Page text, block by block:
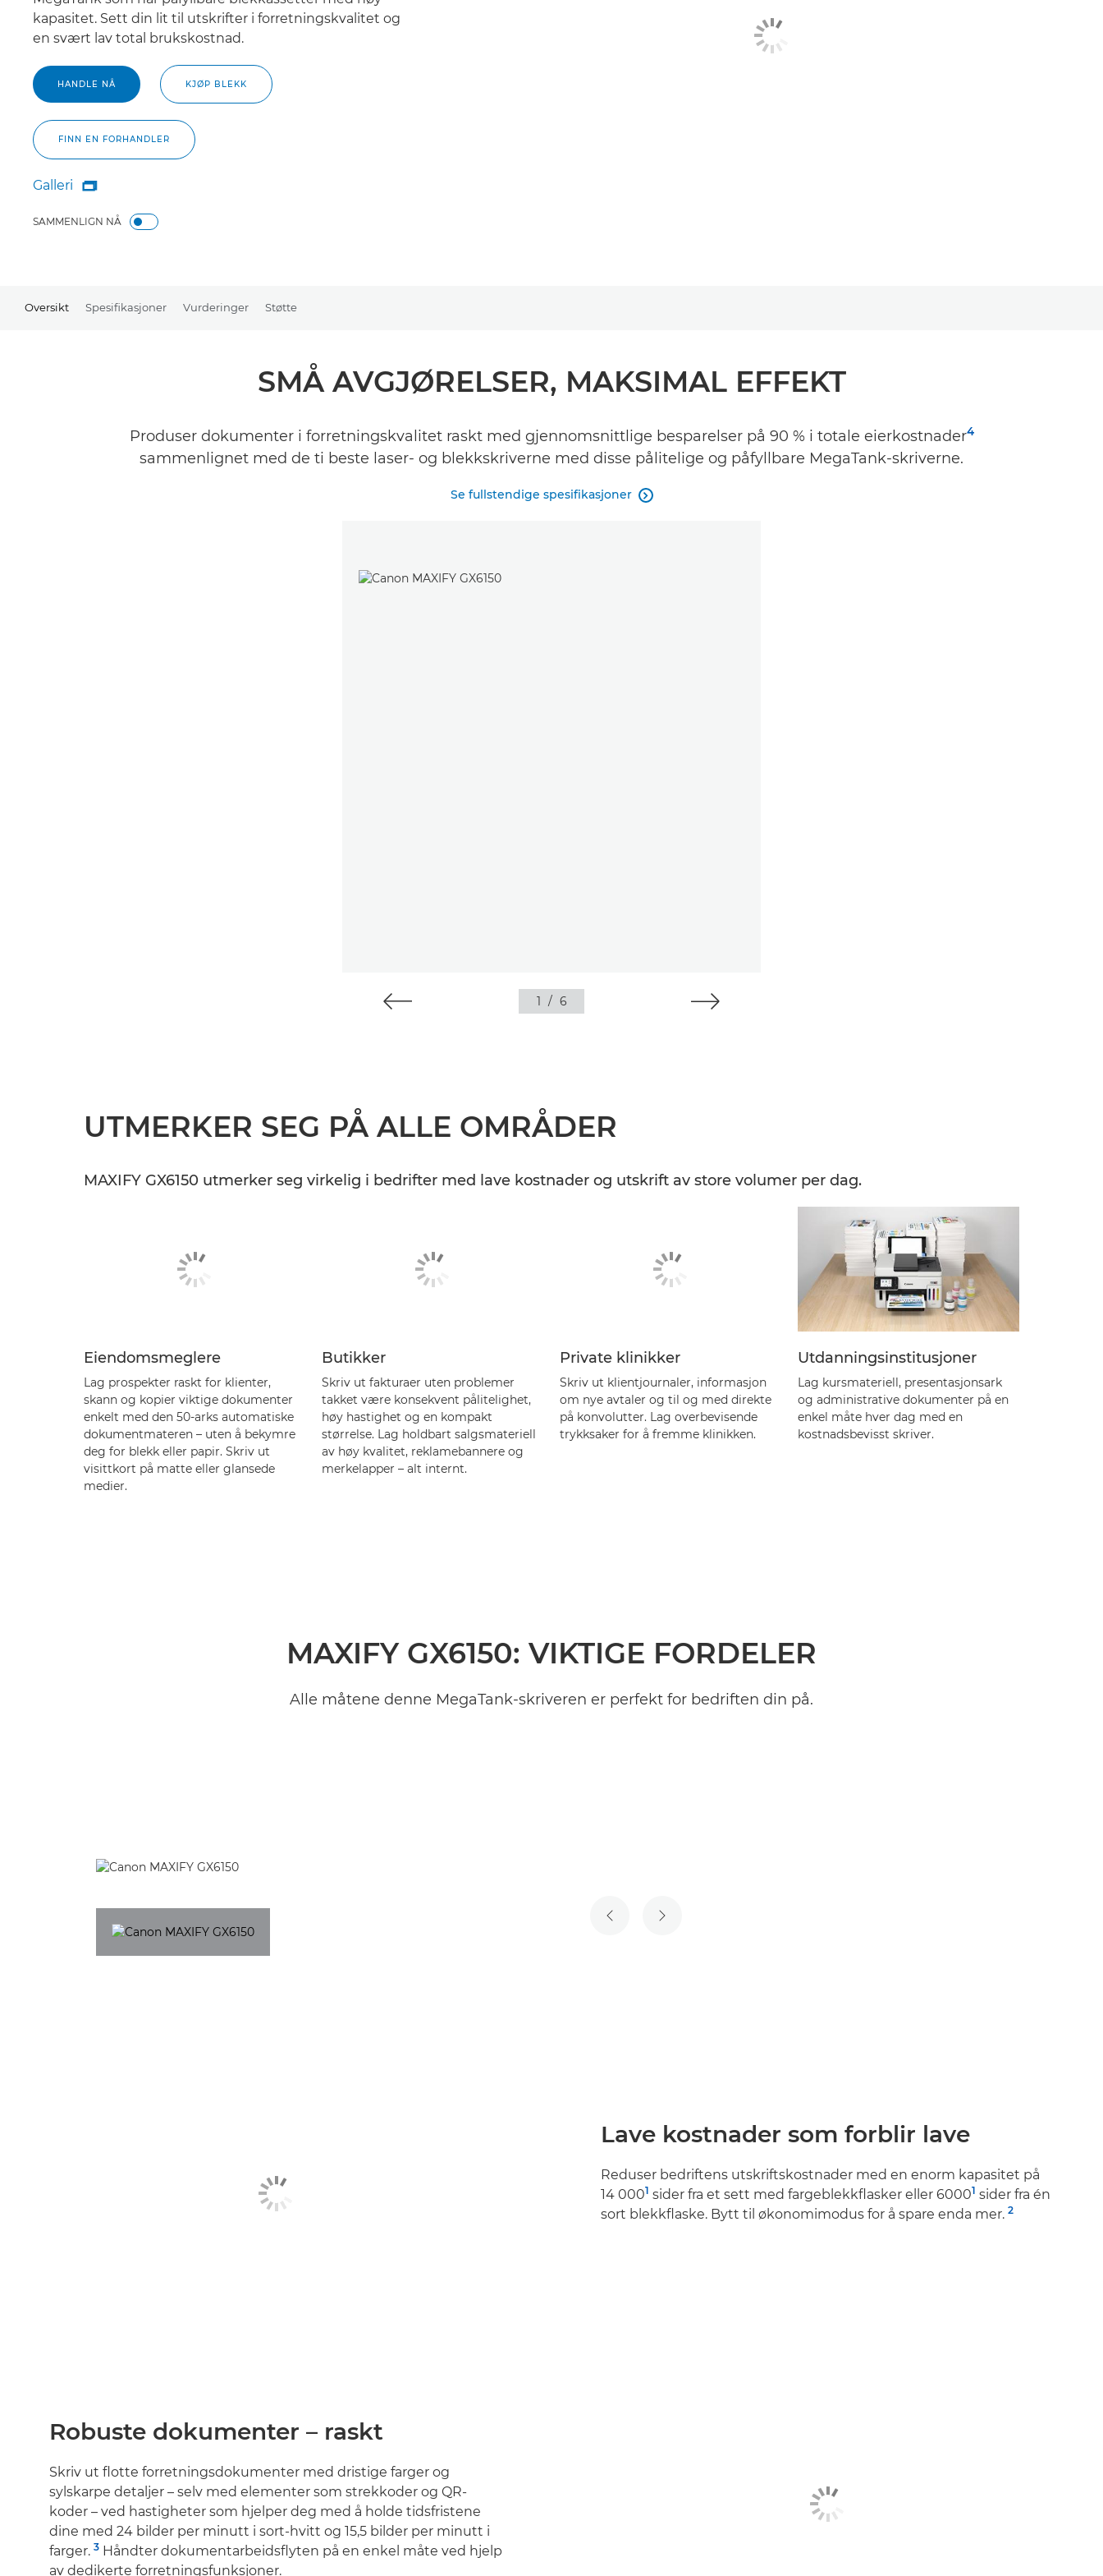
kapasitet. Sett din lit til utskrifter i forretningskvalitet og
en svært lav total brukskostnad.
HANDLE NÅ KJØP BLEKK
FINN EN FORHANDLER
Galleri
Galleri

SAMMENLIGN NÅ
Oversikt Spesifikasjoner Vurderinger Støtte
SMÅ AVGJØRELSER, MAKSIMAL EFFEKT
Produser dokumenter i forretningskvalitet raskt med gjennomsnittlige besparelser på 90 % i totale eierkostnader4
sammenlignet med de ti beste laser- og blekkskriverne med disse pålitelige og påfyllbare MegaTank-skriverne.
Se fullstendige spesifikasjoner 
1 / 6
UTMERKER SEG PÅ ALLE OMRÅDER
MAXIFY GX6150 utmerker seg virkelig i bedrifter med lave kostnader og utskrift av store volumer per dag.
Eiendomsmeglere
Lag prospekter raskt for klienter,
skann og kopier viktige dokumenter
enkelt med den 50-arks automatiske
dokumentmateren – uten å bekymre
deg for blekk eller papir. Skriv ut
visittkort på matte eller glansede
medier.
Butikker
Skriv ut fakturaer uten problemer
takket være konsekvent pålitelighet,
høy hastighet og en kompakt
størrelse. Lag holdbart salgsmateriell
av høy kvalitet, reklamebannere og
merkelapper – alt internt.
Private klinikker
Skriv ut klientjournaler, informasjon
om nye avtaler og til og med direkte
på konvolutter. Lag overbevisende
trykksaker for å fremme klinikken.
Utdanningsinstitusjoner
Lag kursmateriell, presentasjonsark
og administrative dokumenter på en
enkel måte hver dag med en
kostnadsbevisst skriver.
MAXIFY GX6150: VIKTIGE FORDELER
Alle måtene denne MegaTank-skriveren er perfekt for bedriften din på.
FORRIGE LYSBILDE
NESTE LYSBILDE
Lave kostnader som forblir lave
Reduser bedriftens utskriftskostnader med en enorm kapasitet på
14 0001 sider fra et sett med fargeblekkflasker eller 60001 sider fra én
sort blekkflaske. Bytt til økonomimodus for å spare enda mer. 2
Robuste dokumenter – raskt
Skriv ut flotte forretningsdokumenter med dristige farger og
sylskarpe detaljer – selv med elementer som strekkoder og QR-
koder – ved hastigheter som hjelper deg med å holde tidsfristene
dine med 24 bilder per minutt i sort-hvitt og 15,5 bilder per minutt i
farger. 3 Håndter dokumentarbeidsflyten på en enkel måte ved hjelp
av dedikerte forretningsfunksjoner.